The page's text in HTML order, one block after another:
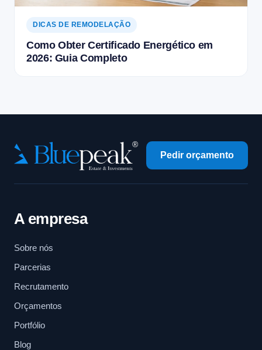
DICAS DE REMODELAÇÃO
Como Obter Certificado Energético em
2026: Guia Completo
Pedir orçamento
A empresa
Sobre nós
Parcerias
Recrutamento
Orçamentos
Portfólio
Blog